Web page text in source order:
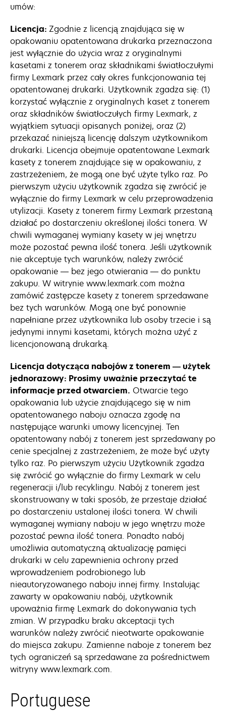
umów:
Licencja: Zgodnie z licencją znajdująca się w
opakowaniu opatentowana drukarka przeznaczona
jest wyłącznie do użycia wraz z oryginalnymi
kasetami z tonerem oraz składnikami światłoczułymi
firmy Lexmark przez cały okres funkcjonowania tej
opatentowanej drukarki. Użytkownik zgadza się: (1)
korzystać wyłącznie z oryginalnych kaset z tonerem
oraz składników światłoczułych firmy Lexmark, z
wyjątkiem sytuacji opisanych poniżej, oraz (2)
przekazać niniejszą licencję dalszym użytkownikom
drukarki. Licencja obejmuje opatentowane Lexmark
kasety z tonerem znajdujące się w opakowaniu, z
zastrzeżeniem, że mogą one być użyte tylko raz. Po
pierwszym użyciu użytkownik zgadza się zwrócić je
wyłącznie do firmy Lexmark w celu przeprowadzenia
utylizacji. Kasety z tonerem firmy Lexmark przestaną
działać po dostarczeniu określonej ilości tonera. W
chwili wymaganej wymiany kasety w jej wnętrzu
może pozostać pewna ilość tonera. Jeśli użytkownik
nie akceptuje tych warunków, należy zwrócić
opakowanie — bez jego otwierania — do punktu
zakupu. W witrynie www.lexmark.com można
zamówić zastępcze kasety z tonerem sprzedawane
bez tych warunków. Mogą one być ponownie
napełniane przez użytkownika lub osoby trzecie i są
jedynymi innymi kasetami, których można użyć z
licencjonowaną drukarką.
Licencja dotycząca nabojów z tonerem — użytek
jednorazowy: Prosimy uważnie przeczytać te
informacje przed otwarciem. Otwarcie tego
opakowania lub użycie znajdującego się w nim
opatentowanego naboju oznacza zgodę na
następujące warunki umowy licencyjnej. Ten
opatentowany nabój z tonerem jest sprzedawany po
cenie specjalnej z zastrzeżeniem, że może być użyty
tylko raz. Po pierwszym użyciu Użytkownik zgadza
się zwrócić go wyłącznie do firmy Lexmark w celu
regeneracji i/lub recyklingu. Nabój z tonerem jest
skonstruowany w taki sposób, że przestaje działać
po dostarczeniu ustalonej ilości tonera. W chwili
wymaganej wymiany naboju w jego wnętrzu może
pozostać pewna ilość tonera. Ponadto nabój
umożliwia automatyczną aktualizację pamięci
drukarki w celu zapewnienia ochrony przed
wprowadzeniem podrobionego lub
nieautoryzowanego naboju innej firmy. Instalując
zawarty w opakowaniu nabój, użytkownik
upoważnia firmę Lexmark do dokonywania tych
zmian. W przypadku braku akceptacji tych
warunków należy zwrócić nieotwarte opakowanie
do miejsca zakupu. Zamienne naboje z tonerem bez
tych ograniczeń są sprzedawane za pośrednictwem
witryny www.lexmark.com.
Portuguese